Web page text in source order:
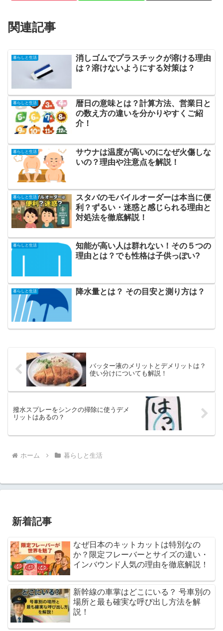
関連記事
暮らしと生活
消しゴムでプラスチックが溶ける理由
は？溶けないようにする対策は？
暮らしと生活
暦日の意味とは？計算方法、営業日と
の数え方の違いを分かりやすくご紹
介！
暮らしと生活
サウナは温度が高いのになぜ火傷しな
いの？理由や注意点を解説！
暮らしと生活
スタバのモバイルオーダーは本当に便
利？ずるい・迷惑と感じられる理由と
対処法を徹底解説！
暮らしと生活
知能が高い人は群れない！その５つの
理由とは？でも性格は子供っぽい?
暮らしと生活 降水量とは？ その目安と測り方は？
バッター液のメリットとデメリットは？
使い分けについても解説！
撥水スプレーをシンクの掃除に使うデメ
リットはあるの？
ホーム 暮らしと生活
新着記事
なぜ日本のキットカットは特別なの
か？限定フレーバーとサイズの違い・
インバウンド人気の理由を徹底解説！
新幹線の車掌はどこにいる？ 号車別の
場所と最も確実な呼び出し方法を解
説！